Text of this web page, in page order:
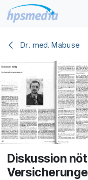
Zum Inhalt springen
Dr. med. Mabuse
Diskussion